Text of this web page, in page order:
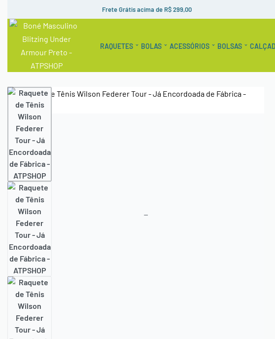
Frete Grátis acima de R$ 299,00 Pague em até
RAQUETES BOLAS ACESSÓRIOS BOLSAS